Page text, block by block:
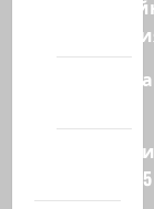
Полемика
сайта 2025